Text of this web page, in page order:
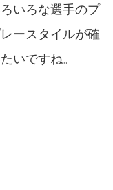
いろな選手のプ
ースタイルが確
いですね。